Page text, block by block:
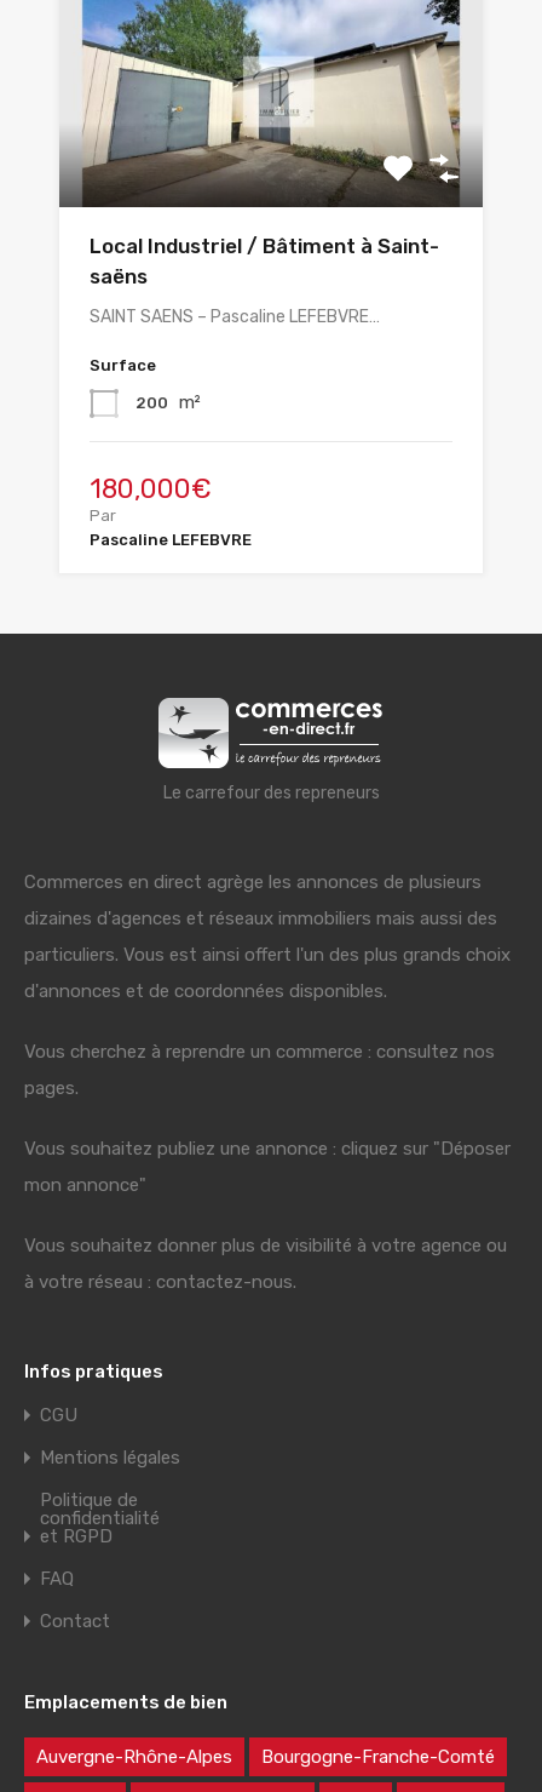
Local Industriel / Bâtiment à Saint-
saëns
SAINT SAENS – Pascaline LEFEBVRE…
Surface
200 m²
180,000€
Par
Pascaline LEFEBVRE
Le carrefour des repreneurs
Commerces en direct agrège les annonces de plusieurs
dizaines d'agences et réseaux immobiliers mais aussi des
particuliers. Vous est ainsi offert l'un des plus grands choix
d'annonces et de coordonnées disponibles.
Vous cherchez à reprendre un commerce : consultez nos
pages.
Vous souhaitez publiez une annonce : cliquez sur "Déposer
mon annonce"
Vous souhaitez donner plus de visibilité à votre agence ou
à votre réseau : contactez-nous.
Infos pratiques
CGU
Mentions légales
Politique de
confidentialité
et RGPD
FAQ
Contact
Emplacements de bien
Auvergne-Rhône-Alpes Bourgogne-Franche-Comté